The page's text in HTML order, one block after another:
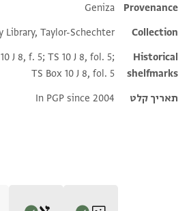
Additional metadata
Provenance
Geniza
Collection
Library, Taylor-Schechter
Historical
shelfmarks
J 8, f. 5; TS 10 J 8, fol. 5;
TS Box 10 J 8, fol. 5
תאריך קלט
In PGP since 2004